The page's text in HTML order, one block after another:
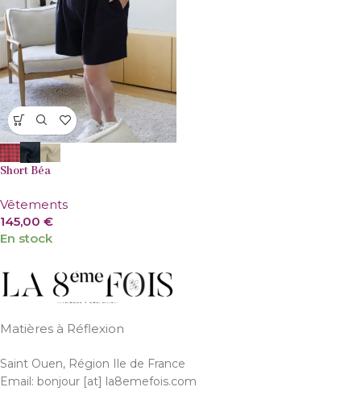
Short Béa
Vêtements
145,00 €
En stock
Matières à Réflexion
Saint Ouen, Région Ile de France
Email: bonjour [at] la8emefois.com